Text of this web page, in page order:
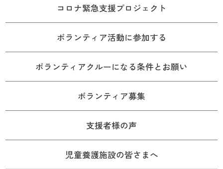
コロナ緊急支援プロジェクト
ボランティア活動に参加する
ボランティアクルーになる条件とお願い
ボランティア募集
支援者様の声
児童養護施設の皆さまへ